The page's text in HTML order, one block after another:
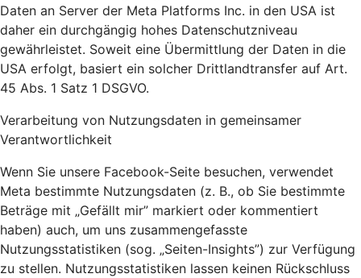
Daten an Server der Meta Platforms Inc. in den USA ist
daher ein durchgängig hohes Datenschutzniveau
gewährleistet. Soweit eine Übermittlung der Daten in die
USA erfolgt, basiert ein solcher Drittlandtransfer auf Art.
45 Abs. 1 Satz 1 DSGVO.
Verarbeitung von Nutzungsdaten in gemeinsamer
Verantwortlichkeit
Wenn Sie unsere Facebook-Seite besuchen, verwendet
Meta bestimmte Nutzungsdaten (z. B., ob Sie bestimmte
Beträge mit „Gefällt mir” markiert oder kommentiert
haben) auch, um uns zusammengefasste
Nutzungsstatistiken (sog. „Seiten-Insights”) zur Verfügung
zu stellen. Nutzungsstatistiken lassen keinen Rückschluss